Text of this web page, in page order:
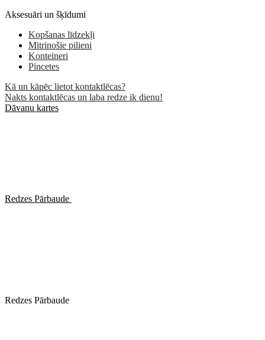
Aksesuāri un šķīdumi
Kopšanas līdzekļi
Mitrinošie pilieni
Konteineri
Pincetes
Kā un kāpēc lietot kontaktlēcas?
Nakts kontaktlēcas un laba redze ik dienu!
Dāvanu kartes
Redzes Pārbaude
Redzes Pārbaude